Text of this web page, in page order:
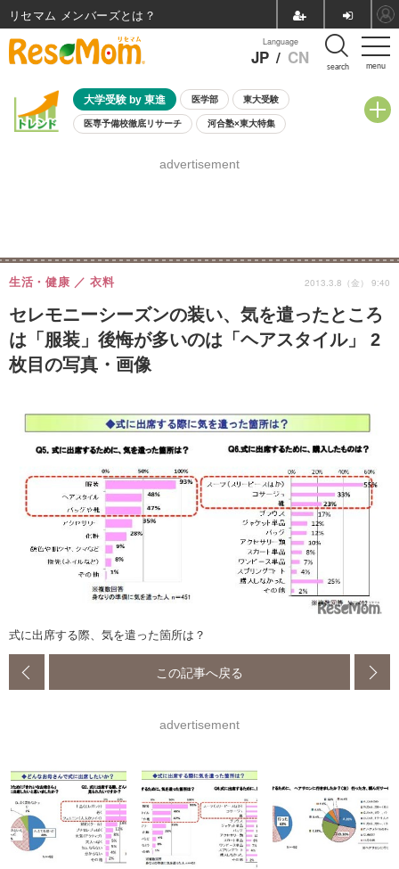
menu
Language
JP / CN search
大学受験 by 東進 医学部 東大受験
医専予備校徹底リサーチ 河合塾×東大特集
8月開催学校説明会・相談会
advertisement
セレモニーシーズンの装い、気を遣ったところ
は「服装」後悔が多いのは「ヘアスタイル」 2
枚目の写真・画像
生活・健康 衣料 2013.3.8（金） 9:40
式に出席する際、気を遣った箇所は？
この記事へ戻る
advertisement
リセマム メンバーズ